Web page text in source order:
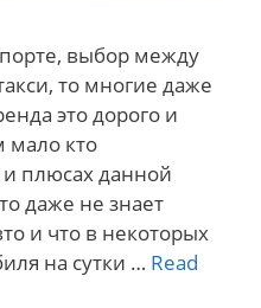
выбор между
то многие даже
это дорого и
мало кто
плюсах данной
даже не знает
и что в некоторых
на сутки … Read